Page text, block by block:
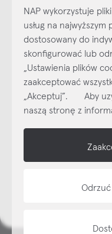
Najlepsze inspiracje i
dzisiaj do naszego
shop online
NAP wykorzystuje
usług na
dostosowany do
skonfigurować lub
„Ustawienia plików
zaakceptować
„Akceptuj”. Aby
naszą stronę z